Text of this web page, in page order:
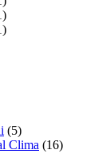
(5)
Clima (16)